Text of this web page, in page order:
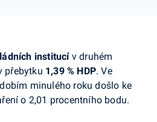
institucív druhém
přebytku 1,39 % HDP. Ve
minulého roku došlo ke
o 2,01 procentního bodu.